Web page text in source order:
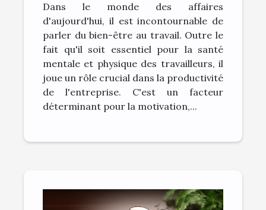
l'entreprise
Dans le monde des affaires
d'aujourd'hui, il est incontournable de
parler du bien-être au travail. Outre le
fait qu'il soit essentiel pour la santé
mentale et physique des travailleurs, il
joue un rôle crucial dans la productivité
de l'entreprise. C'est un facteur
déterminant pour la motivation,...